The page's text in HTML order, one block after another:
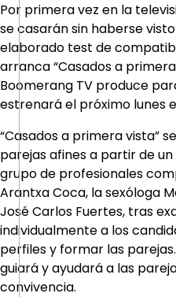
Por primera vez en la
se casarán sin haberse
elaborado test de
arranca “Casados a
Boomerang TV produce
estrenará el próximo lunes
“Casados a primera vista”
parejas afines a partir de
grupo de profesionales
Arantxa Coca, la sexóloga
José Carlos Fuertes, tras
individualmente a los
perfiles y formar las
guiará y ayudará a las
convivencia.